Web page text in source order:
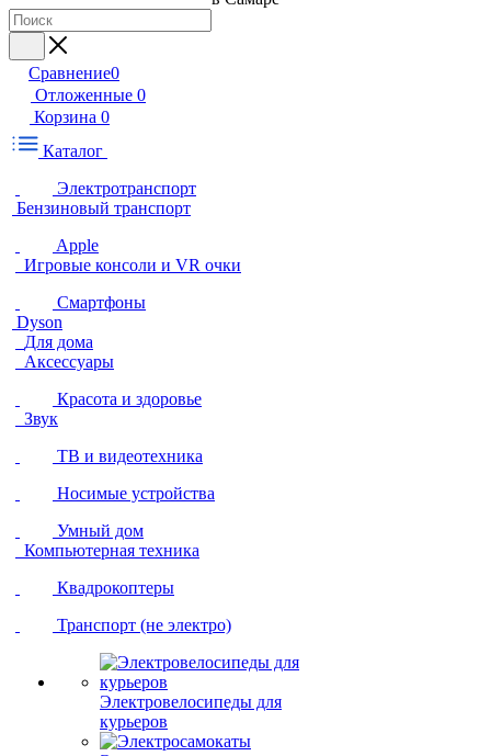
Сравнение0
Отложенные 0
Корзина 0
Каталог
Электротранспорт
Бензиновый транспорт
Apple
Игровые консоли и VR очки
Смартфоны
Dyson
Для дома
Аксессуары
Красота и здоровье
Звук
ТВ и видеотехника
Носимые устройства
Умный дом
Компьютерная техника
Квадрокоптеры
Транспорт (не электро)
Электровелосипеды для
курьеров